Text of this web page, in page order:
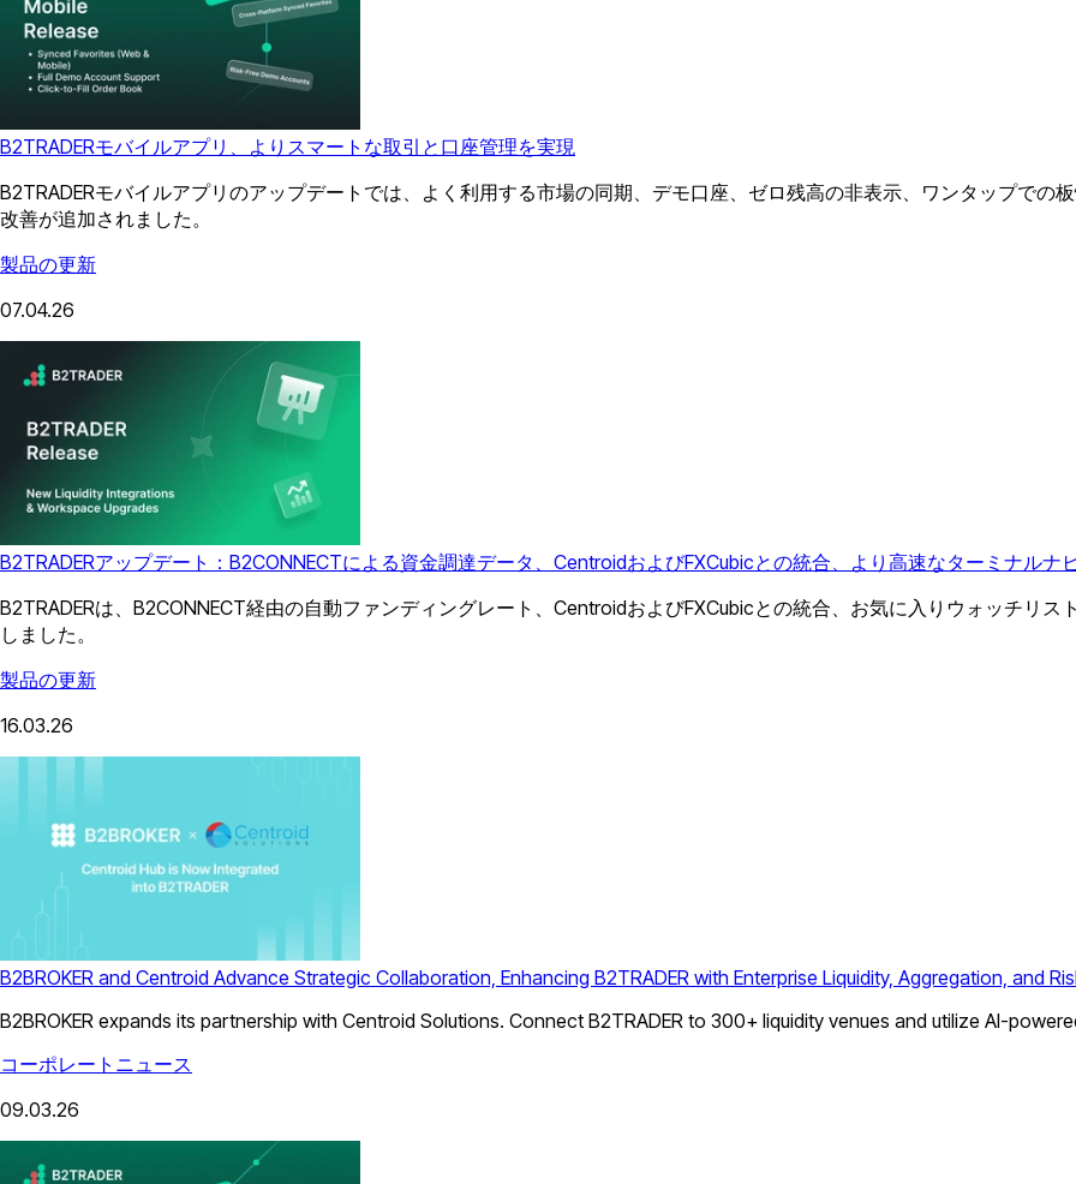
B2TRADERモバイルアプリ、よりスマートな取引と口座管理を実現
B2TRADERモバイルアプリのアップデートでは、よく利用する市場の同期、デモ口座、ゼロ残高の非表示、ワンタップでの
改善が追加されました。
製品の更新
07.04.26
B2TRADERアップデート：B2CONNECTによる資金調達データ、CentroidおよびFXCubicとの統合、より高速なターミナル
B2TRADERは、B2CONNECT経由の自動ファンディングレート、CentroidおよびFXCubicとの統合、お気に入りウォッチリ
しました。
製品の更新
16.03.26
B2BROKER and Centroid Advance Strategic Collaboration, Enhancing B2TRADER with Enterprise Liquidity, Aggregation, and
B2BROKER expands its partnership with Centroid Solutions. Connect B2TRADER to 300+ liquidity venues and utilize AI-
コーポレートニュース
09.03.26